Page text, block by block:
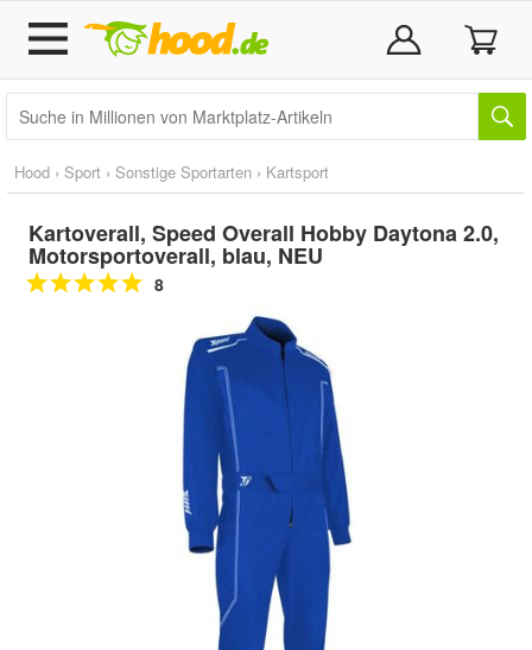
Hood › Sport › Sonstige Sportarten › Kartsport
Kartoverall, Speed Overall Hobby Daytona 2.0,
Motorsportoverall, blau, NEU
8